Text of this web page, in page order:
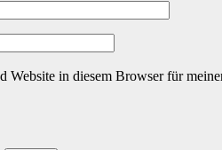
Website in diesem Browser für